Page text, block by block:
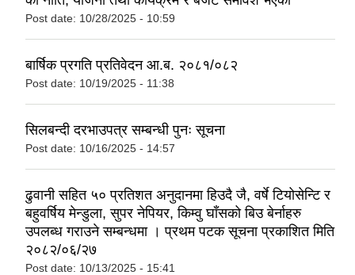
Post date: 10/28/2025 - 10:59
बार्षिक प्रगति प्रतिवेदन आ.ब. २०८१/०८२
Post date: 10/19/2025 - 11:38
सिलबन्दी दरभाउपत्र सम्बन्धी पुनः सूचना
Post date: 10/16/2025 - 14:57
ढुवानी सहित ५० प्रतिशत अनुदानमा हिउदै जै, वर्षे टियोसेन्टि र
बहुवर्षिय मेन्डुला, सुपर नेपियर, किम्वु घाँसको बिउ बेर्नाहरु
उपलब्ध गराउने सम्बन्धमा । प्रथम पटक सूचना प्रकाशित मिति
२०८२/०६/२७
Post date: 10/13/2025 - 15:41